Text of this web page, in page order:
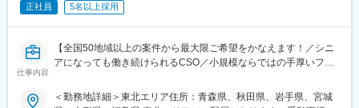
ご認識の程よろしくお願いします※
■エリアを跨ぐ転勤なし：
初任地希望だけでなく、エリアを跨いでの転勤はないため、転勤
て、アサインを検討します。
正社員 5名以上採用
仕事内容
【全国50地域以上の案件から最大限ご希望をかなえます！／シニ
アになっても働き続けられるCSO／小規模ならではの手厚いフォ
■業務内容：
＜勤務地詳細＞東北エリア住所：青森県、秋田県、岩手県、宮城